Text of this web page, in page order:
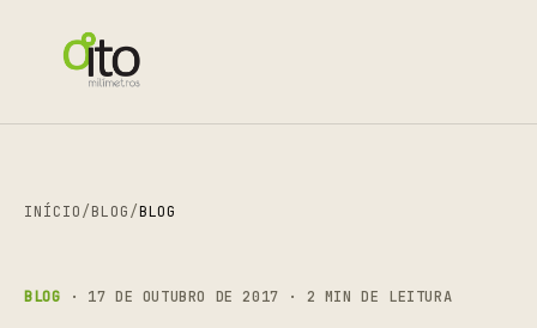
INÍCIO/BLOG/BLOG
BLOG · 17 DE OUTUBRO DE 2017 · 2 MIN DE LEITURA